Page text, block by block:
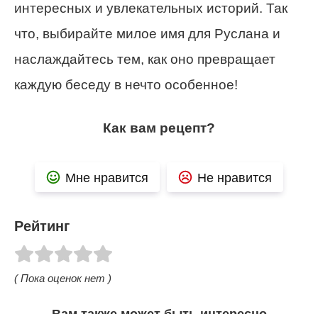
интересных и увлекательных историй. Так
что, выбирайте милое имя для Руслана и
наслаждайтесь тем, как оно превращает
каждую беседу в нечто особенное!
Как вам рецепт?
Мне нравится Не нравится
Рейтинг
( Пока оценок нет )